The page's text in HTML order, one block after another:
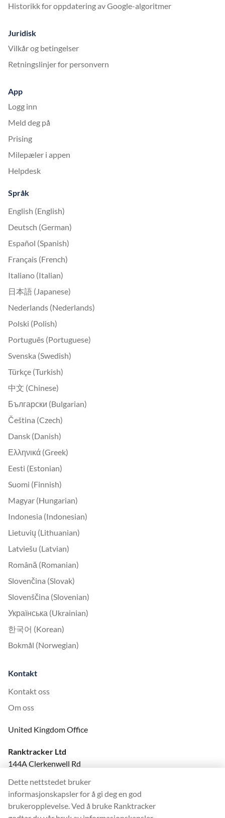
Historikk for oppdatering av Google-algoritmer
Juridisk
Vilkår og betingelser
Retningslinjer for personvern
App
Logg inn
Meld deg på
Prising
Milepæler i appen
Helpdesk
Språk
English (English)
Deutsch (German)
Español (Spanish)
Français (French)
Italiano (Italian)
日本語 (Japanese)
Nederlands (Nederlands)
Polski (Polish)
Português (Portuguese)
Svenska (Swedish)
Türkçe (Turkish)
中文 (Chinese)
Български (Bulgarian)
Čeština (Czech)
Dansk (Danish)
Ελληνικά (Greek)
Eesti (Estonian)
Suomi (Finnish)
Magyar (Hungarian)
Indonesia (Indonesian)
Lietuvių (Lithuanian)
Latviešu (Latvian)
Română (Romanian)
Slovenčina (Slovak)
Slovenščina (Slovenian)
Українська (Ukrainian)
한국어 (Korean)
Bokmål (Norwegian)
Kontakt
Kontakt oss
Om oss
United Kingdom Office
Ranktracker Ltd
144A Clerkenwell Rd
Company No: 08820809
felix@ranktracker.com
Dette nettstedet bruker
informasjonskapsler for å gi deg en god
brukeropplevelse. Ved å bruke Ranktracker